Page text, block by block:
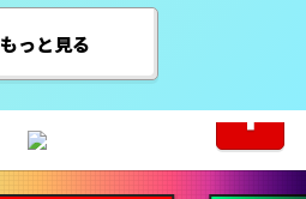
もっと見る